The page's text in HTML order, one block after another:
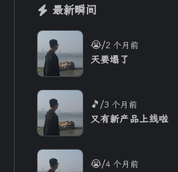
最新瞬间
😭/2 个月前
天要塌了
🎵/3 个月前
又有新产品上线啦
😭/4 个月前